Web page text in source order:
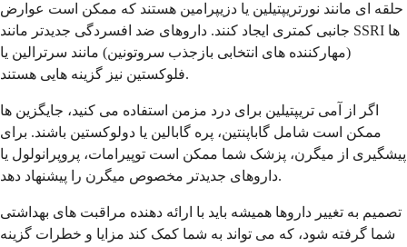
حلقه ای مانند نورتریپتیلین یا دزیپرامین هستند که ممکن است عوارض
جانبی کمتری ایجاد کنند. داروهای ضد افسردگی جدیدتر مانند SSRI ها
(مهارکننده های انتخابی بازجذب سروتونین) مانند سرترالین یا
فلوکستین نیز گزینه هایی هستند.
اگر از آمی تریپتیلین برای درد مزمن استفاده می کنید، جایگزین ها
ممکن است شامل گاباپنتین، پره گابالین یا دولوکستین باشند. برای
پیشگیری از میگرن، پزشک شما ممکن است توپیرامات، پروپرانولول یا
داروهای جدیدتر مخصوص میگرن را پیشنهاد دهد.
تصمیم به تغییر داروها همیشه باید با ارائه دهنده مراقبت های بهداشتی
شما گرفته شود، که می تواند به شما کمک کند مزایا و خطرات گزینه